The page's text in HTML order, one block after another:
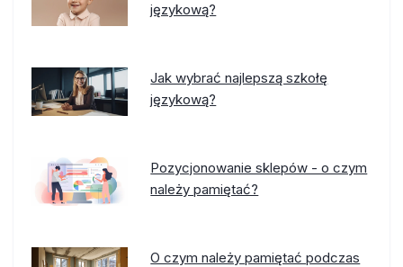
językową?
Jak wybrać najlepszą szkołę
językową?
Pozycjonowanie sklepów - o czym
należy pamiętać?
O czym należy pamiętać podczas